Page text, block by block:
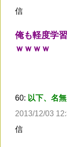
信
俺も軽度学
ｗｗｗｗ
60: 以下、名
2013/12/03
信